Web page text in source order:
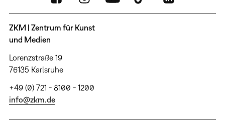
ZKM | Zentrum für Kunst
und Medien
Lorenzstraße 19
76135 Karlsruhe
+49 (0) 721 - 8100 - 1200
info@zkm.de